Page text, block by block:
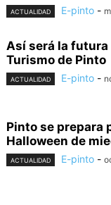
ACTUALIDAD E-pinto -
Así será la futura
Turismo de Pinto
ACTUALIDAD E-pinto -
Pinto se prepara
Halloween de
ACTUALIDAD E-pinto -